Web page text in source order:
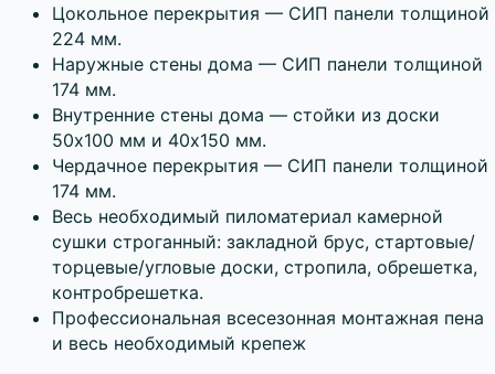
Цокольное перекрытия — СИП панели толщиной
224 мм.
Наружные стены дома — СИП панели толщиной
174 мм.
Внутренние стены дома — стойки из доски
50х100 мм и 40х150 мм.
Чердачное перекрытия — СИП панели толщиной
174 мм.
Весь необходимый пиломатериал камерной
сушки строганный: закладной брус, стартовые/
торцевые/угловые доски, стропила, обрешетка,
контробрешетка.
Профессиональная всесезонная монтажная пена
и весь необходимый крепеж